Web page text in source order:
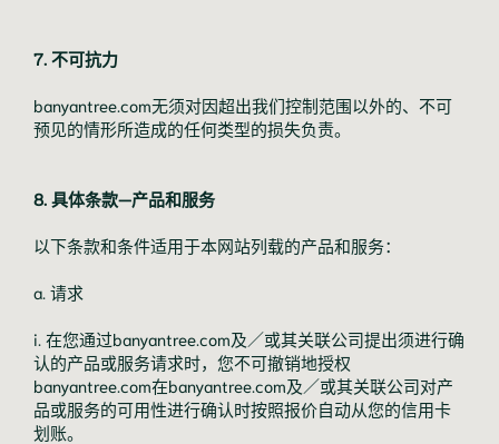
7. 不可抗力
banyantree.com无须对因超出我们控制范围以外的、不可
预见的情形所造成的任何类型的损失负责。
8. 具体条款—产品和服务
以下条款和条件适用于本网站列载的产品和服务：
a. 请求
i. 在您通过banyantree.com及／或其关联公司提出须进行确
认的产品或服务请求时，您不可撤销地授权
banyantree.com在banyantree.com及／或其关联公司对产
品或服务的可用性进行确认时按照报价自动从您的信用卡
划账。